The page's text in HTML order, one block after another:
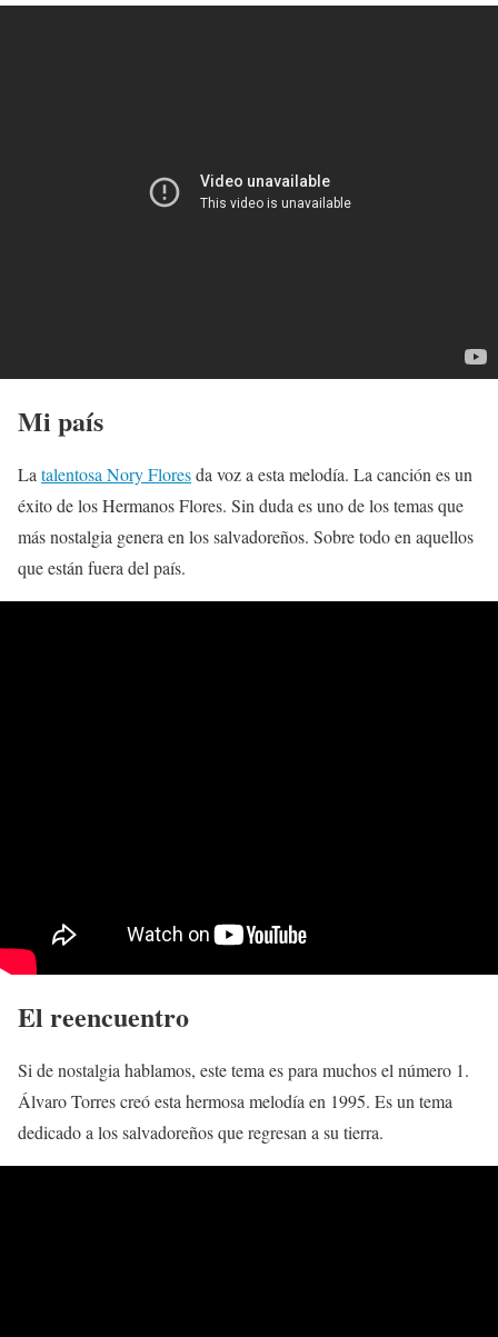
Mi país
La talentosa Nory Floresda voz a esta melodía. La canción es un
éxito de los Hermanos Flores. Sin duda es uno de los temas que
más nostalgia genera en los salvadoreños. Sobre todo en aquellos
que están fuera del país.
El reencuentro
Si de nostalgia hablamos, este tema es para muchos el número 1.
Álvaro Torres creó esta hermosa melodía en 1995. Es un tema
dedicado a los salvadoreños que regresan a su tierra.